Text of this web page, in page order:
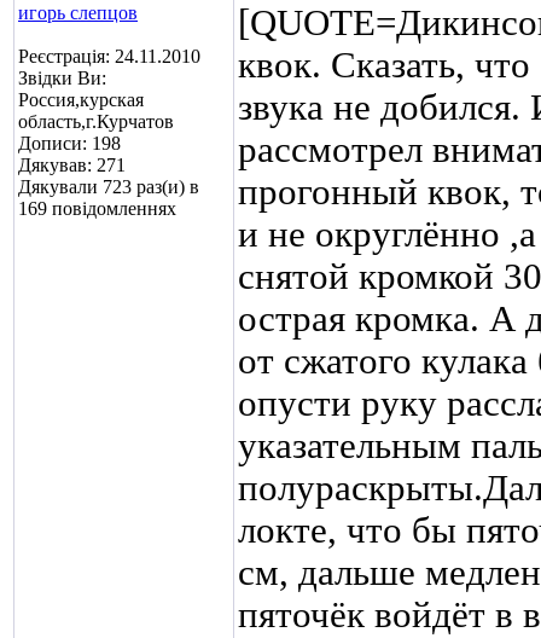
игорь слепцов
Реєстрація: 24.11.2010
Звідки Ви:
Россия,курская
область,г.Курчатов
Дописи: 198
Дякував: 271
Дякували 723 раз(и) в
169 повідомленнях
квок. Сказать,
звука не
рассмотрел
прогонный квок,
и не округлённо
снятой кромкой
острая кромка. А
от сжатого
опусти руку
указательным
локте, что бы
см, дальше
пяточёк войдёт в